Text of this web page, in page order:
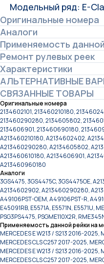
Модельный ряд: E-
Оригинальные номера
Аналоги
Применяемость
Ремонт рулевых реек
Характеристики
АЛЬТЕРНАТИВНЫЕ
СВЯЗАННЫЕ ТОВАРЫ
Оригинальные номера
2134602101, 213460210180,
213460290280, 2134605802,
2134606901, 213460690180,
A213460210180, A2134602402,
A213460290280, A2134605802,
A213460610180, A2134606901,
A213460960180
Аналоги
3GS4475, 3GS4475C, 3GS4475OE,
A2134602902, A213460290280,
A49106PST-OEM, A49106PST-R,
E45091RB, E5571A, E5571N, E5571U,
PSG3PS4475, PSGME110X2R,
Применяемость данной рейки на
MERCEDES E W213 / S213 2016-
MERCEDES CLS C257 2017-2025,
MERCEDES E W213 / S213 2016-
MERCEDES CLS C257 2017-2025,